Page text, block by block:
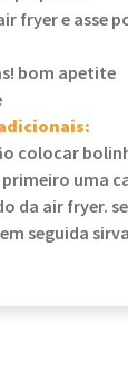
fryer e asse
bom apetite
colocar
primeiro uma
da air fryer.
seguida